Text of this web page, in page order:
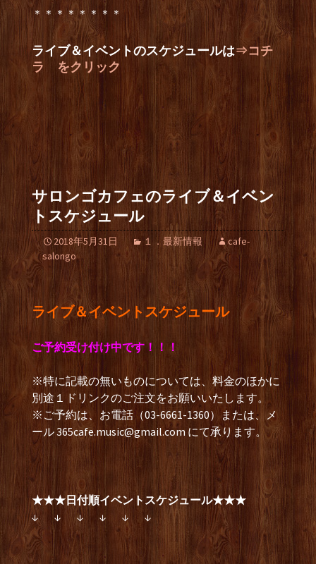
＊＊＊＊＊＊＊＊
ライブ＆イベントのスケジュールは⇒コチ
ラ をクリック
サロンゴカフェのライブ＆イベン
トスケジュール
2018年5月31日 １．最新情報
cafe-
salongo
ライブ＆イベントスケジュール
ご予約受け付け中です！！！
※特に記載の無いものについては、料金のほかに
別途１ドリンクのご注文をお願いいたします。
※ご予約は、お電話（03-6661-1360）または、メ
ール365cafe.music@gmail.com にて承ります。
★★★日付順イベントスケジュール★★★
↓ ↓ ↓ ↓ ↓ ↓